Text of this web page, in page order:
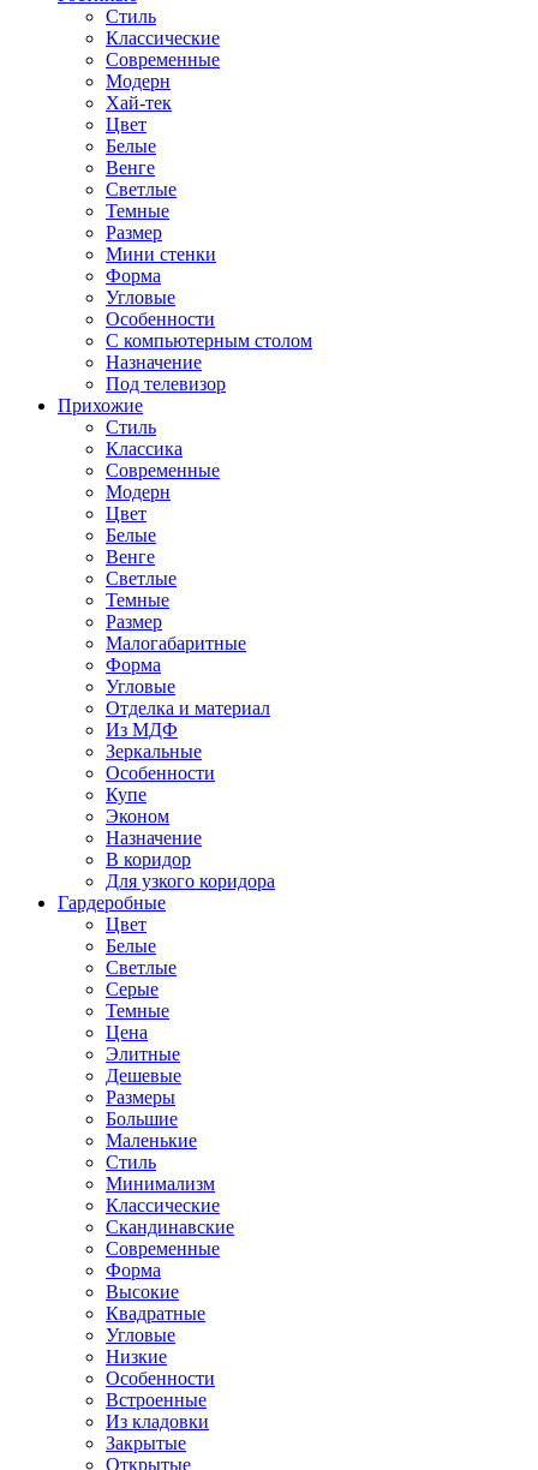
Стиль
Классические
Современные
Модерн
Хай-тек
Цвет
Белые
Венге
Светлые
Темные
Размер
Мини стенки
Форма
Угловые
Особенности
С компьютерным столом
Назначение
Под телевизор
Прихожие
Стиль
Классика
Современные
Модерн
Цвет
Белые
Венге
Светлые
Темные
Размер
Малогабаритные
Форма
Угловые
Отделка и материал
Из МДФ
Зеркальные
Особенности
Купе
Эконом
Назначение
В коридор
Для узкого коридора
Гардеробные
Цвет
Белые
Светлые
Серые
Темные
Цена
Элитные
Дешевые
Размеры
Большие
Маленькие
Стиль
Минимализм
Классические
Скандинавские
Современные
Форма
Высокие
Квадратные
Угловые
Низкие
Особенности
Встроенные
Из кладовки
Закрытые
Открытые